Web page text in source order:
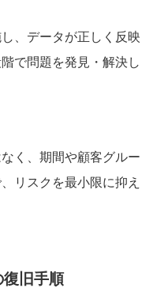
、データが正しく反映
で問題を発見・解決し
く、期間や顧客グルー
リスクを最小限に抑え
旧手順